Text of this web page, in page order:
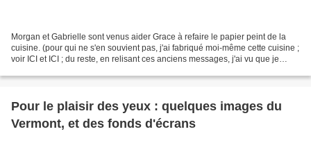
Morgan et Gabrielle sont venus aider Grace à refaire le papier peint de la
cuisine. (pour qui ne s'en souvient pas, j'ai fabriqué moi-même cette cuisine ;
voir ICI et ICI ; du reste, en relisant ces anciens messages, j'ai vu que je
Pour le plaisir des yeux : quelques images du
Vermont, et des fonds d'écrans